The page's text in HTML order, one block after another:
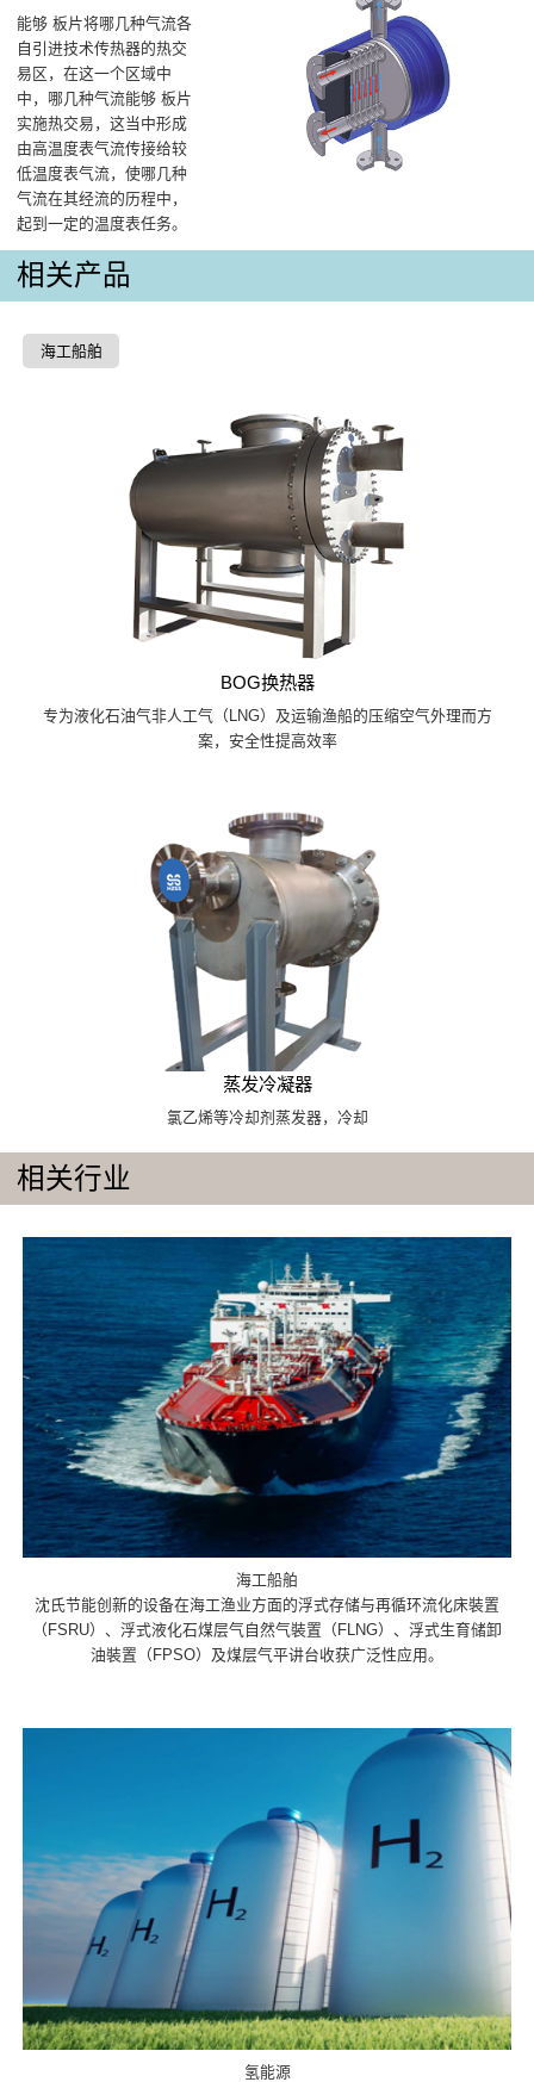
能够 板片将哪几种气流各
自引进技术传热器的热交
易区，在这一个区域中
中，哪几种气流能够 板片
实施热交易，这当中形成
由高温度表气流传接给较
低温度表气流，使哪几种
气流在其经流的历程中，
起到一定的温度表任务。
相关产品
海工船舶
BOG换热器
专为液化石油气非人工气（LNG）及运输渔船的压缩空气外理而方
案，安全性提高效率
蒸发冷凝器
氯乙烯等冷却剂蒸发器，冷却
相关行业
海工船舶
沈氏节能创新的设备在海工渔业方面的浮式存储与再循环流化床裝置
（FSRU）、浮式液化石煤层气自然气裝置（FLNG）、浮式生育储卸
油裝置（FPSO）及煤层气平讲台收获广泛性应用。
氢能源